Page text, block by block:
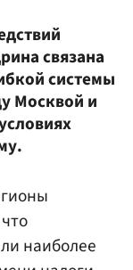
связана
системы
Москвой и
наиболее